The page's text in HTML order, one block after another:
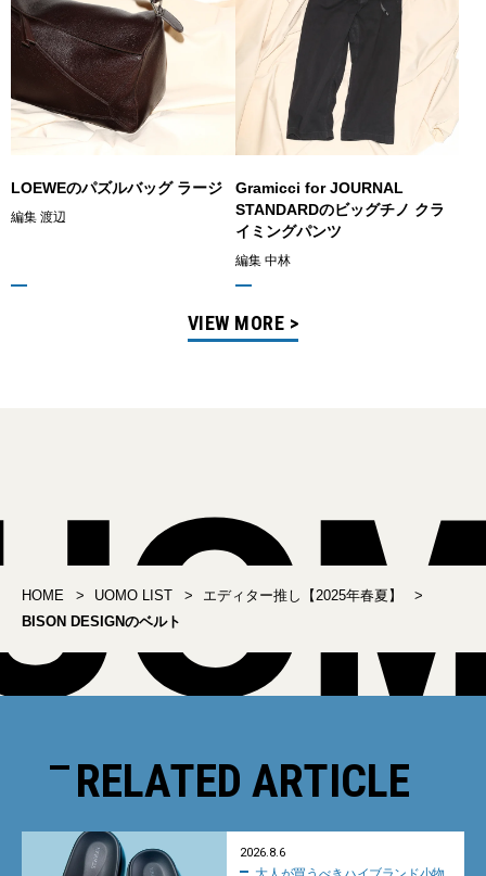
LOEWEのパズルバッグ ラージ
編集 渡辺
Gramicci for JOURNAL
STANDARDのビッグチノ クラ
イミングパンツ
編集 中林
VIEW MORE >
HOME UOMO LIST
エディター推し【2025年春夏】
BISON DESIGNのベルト
RELATED ARTICLE
2026.8.6